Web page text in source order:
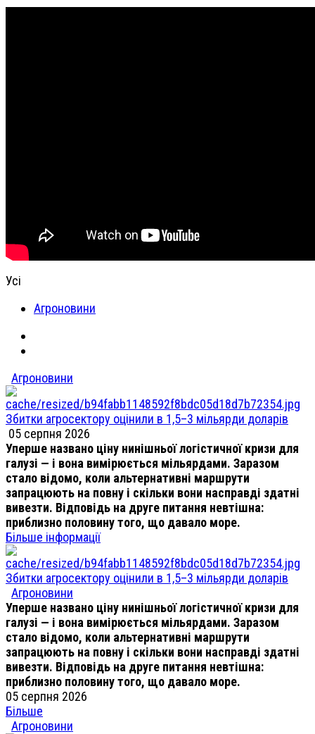
Усі
Агроновини
Агроновини
Збитки агросектору оцінили в 1,5–3 мільярди доларів
05 серпня 2026
Уперше названо ціну нинішньої логістичної кризи для
галузі — і вона вимірюється мільярдами. Заразом
стало відомо, коли альтернативні маршрути
запрацюють на повну і скільки вони насправді здатні
вивезти. Відповідь на друге питання невтішна:
приблизно половину того, що давало море.
Більше інформації
Збитки агросектору оцінили в 1,5–3 мільярди доларів
Агроновини
Уперше названо ціну нинішньої логістичної кризи для
галузі — і вона вимірюється мільярдами. Заразом
стало відомо, коли альтернативні маршрути
запрацюють на повну і скільки вони насправді здатні
вивезти. Відповідь на друге питання невтішна:
приблизно половину того, що давало море.
05 серпня 2026
Більше
Агроновини